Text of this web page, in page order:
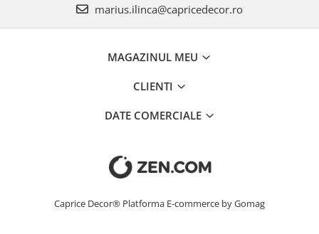
marius.ilinca@capricedecor.ro
MAGAZINUL MEU
CLIENTI
DATE COMERCIALE
Caprice Decor® Platforma E-commerce by Gomag